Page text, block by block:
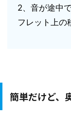
2、音が途中
フレット上の
簡単だけど、